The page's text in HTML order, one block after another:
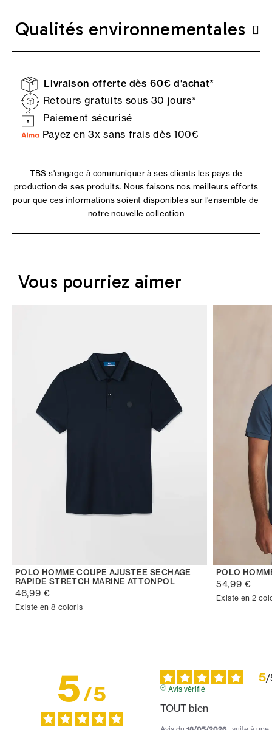
Qualités environnementales
Livraison offerte dès 60€ d'achat*
Retours gratuits sous 30 jours*
Paiement sécurisé
Payez en 3x sans frais dès 100€
TBS s'engage à communiquer à ses clients les pays de
production de ses produits. Nous faisons nos meilleurs efforts
pour que ces informations soient disponibles sur l'ensemble de
notre nouvelle collection
Vous pourriez aimer
POLO HOMME COUPE AJUSTÉE SÉCHAGE
RAPIDE STRETCH MARINE ATTONPOL
46,99 €
Existe en 8 coloris
POLO
54,99 €
Existe en 2
5/5
5/
Avis vérifié
TOUT bien